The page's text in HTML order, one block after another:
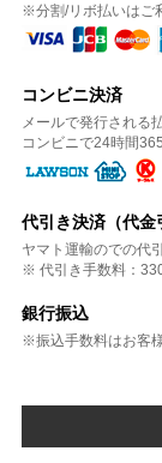
※分割/リボ払いはご
コンビニ決済
メールで発行される
コンビニで24時間
代引き決済（代金
ヤマト運輸のでの代
※ 代引き手数料：
銀行振込
※振込手数料はお客